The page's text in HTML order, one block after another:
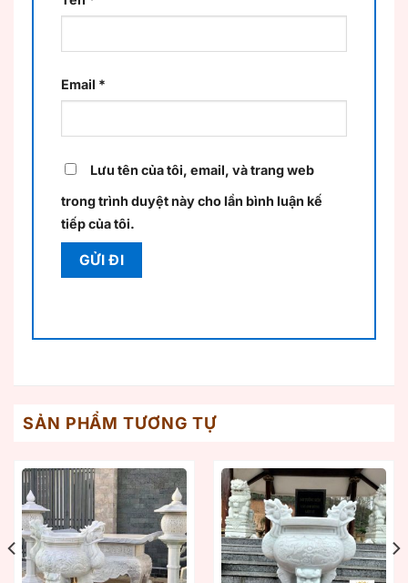
Email *
Lưu tên của tôi, email, và trang web
trong trình duyệt này cho lần bình luận kế
tiếp của tôi.
SẢN PHẨM TƯƠNG TỰ